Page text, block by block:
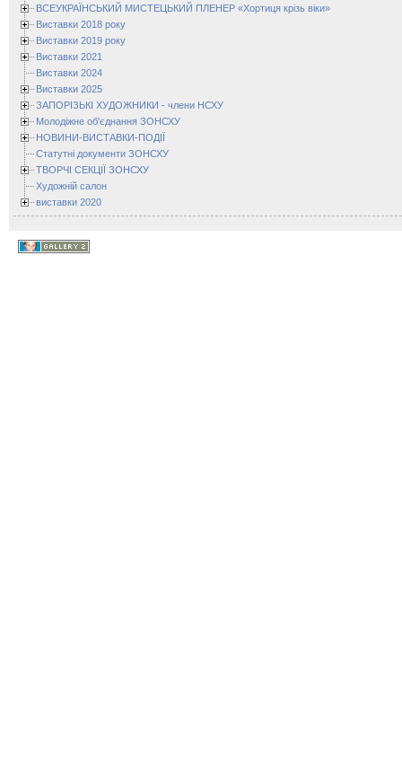
ВСЕУКРАЇНСЬКИЙ МИСТЕЦЬКИЙ ПЛЕНЕР «Хортиця крізь віки»
Виставки 2018 року
Виставки 2019 року
Виставки 2021
Виставки 2024
Виставки 2025
ЗАПОРІЗЬКІ ХУДОЖНИКИ - члени НСХУ
Молодіжне об'єднання ЗОНСХУ
НОВИНИ-ВИСТАВКИ-ПОДІЇ
Статутні документи ЗОНСХУ
ТВОРЧІ СЕКЦІЇ ЗОНСХУ
Художній салон
виставки 2020